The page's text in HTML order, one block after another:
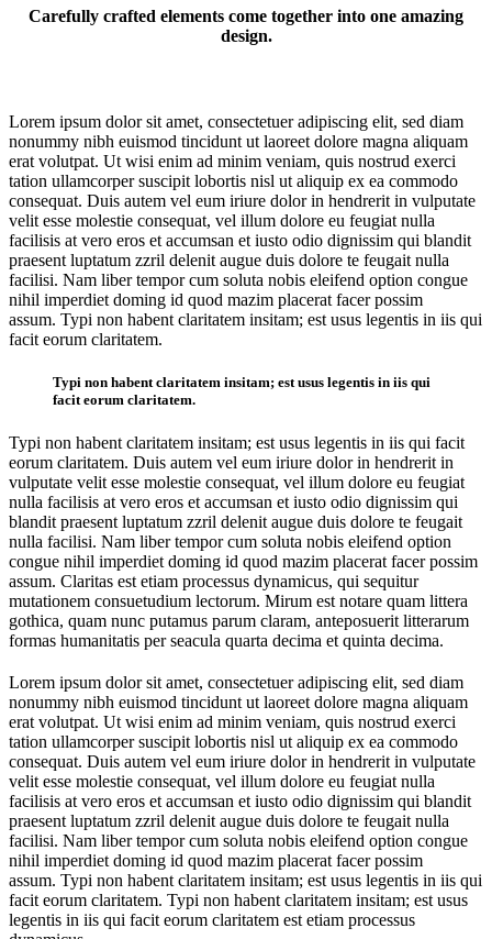
Uncovering Header
Carefully crafted elements come together into one amazing
design.
Lorem ipsum dolor sit amet, consectetuer adipiscing elit, sed diam
nonummy nibh euismod tincidunt ut laoreet dolore magna aliquam
erat volutpat. Ut wisi enim ad minim veniam, quis nostrud exerci
tation ullamcorper suscipit lobortis nisl ut aliquip ex ea commodo
consequat. Duis autem vel eum iriure dolor in hendrerit in vulputate
velit esse molestie consequat, vel illum dolore eu feugiat nulla
facilisis at vero eros et accumsan et iusto odio dignissim qui blandit
praesent luptatum zzril delenit augue duis dolore te feugait nulla
facilisi. Nam liber tempor cum soluta nobis eleifend option congue
nihil imperdiet doming id quod mazim placerat facer possim
assum. Typi non habent claritatem insitam; est usus legentis in iis qui
facit eorum claritatem.
Typi non habent claritatem insitam; est usus legentis in iis qui
facit eorum claritatem.
Typi non habent claritatem insitam; est usus legentis in iis qui facit
eorum claritatem. Duis autem vel eum iriure dolor in hendrerit in
vulputate velit esse molestie consequat, vel illum dolore eu feugiat
nulla facilisis at vero eros et accumsan et iusto odio dignissim qui
blandit praesent luptatum zzril delenit augue duis dolore te feugait
nulla facilisi. Nam liber tempor cum soluta nobis eleifend option
congue nihil imperdiet doming id quod mazim placerat facer possim
assum. Claritas est etiam processus dynamicus, qui sequitur
mutationem consuetudium lectorum. Mirum est notare quam littera
gothica, quam nunc putamus parum claram, anteposuerit litterarum
formas humanitatis per seacula quarta decima et quinta decima.
Lorem ipsum dolor sit amet, consectetuer adipiscing elit, sed diam
nonummy nibh euismod tincidunt ut laoreet dolore magna aliquam
erat volutpat. Ut wisi enim ad minim veniam, quis nostrud exerci
tation ullamcorper suscipit lobortis nisl ut aliquip ex ea commodo
consequat. Duis autem vel eum iriure dolor in hendrerit in vulputate
velit esse molestie consequat, vel illum dolore eu feugiat nulla
facilisis at vero eros et accumsan et iusto odio dignissim qui blandit
praesent luptatum zzril delenit augue duis dolore te feugait nulla
facilisi. Nam liber tempor cum soluta nobis eleifend option congue
nihil imperdiet doming id quod mazim placerat facer possim
assum. Typi non habent claritatem insitam; est usus legentis in iis qui
facit eorum claritatem. Typi non habent claritatem insitam; est usus
legentis in iis qui facit eorum claritatem est etiam processus